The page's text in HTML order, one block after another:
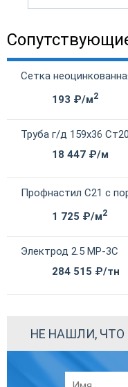
Сетка
193 ₽/м2
Труба г/д 159х36 Ст20
18 447 ₽/м
Профнастил С21 с
1 725 ₽/м2
Электрод 2.5 МР-3С
284 515 ₽/тн
НЕ НАШЛИ,